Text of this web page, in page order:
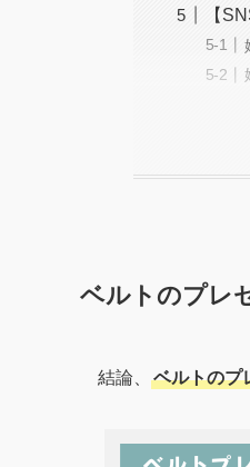
【
ベルトのプレ
結論、 ベルトのプ